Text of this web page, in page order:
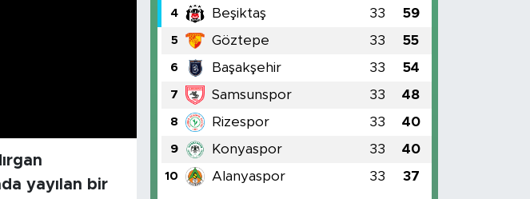
yayılan bir
4 Beşiktaş 33 59
5 Göztepe 33 55
6 Başakşehir 33 54
7 Samsunspor 33 48
8 Rizespor 33 40
9 Konyaspor 33 40
10 Alanyaspor 33 37